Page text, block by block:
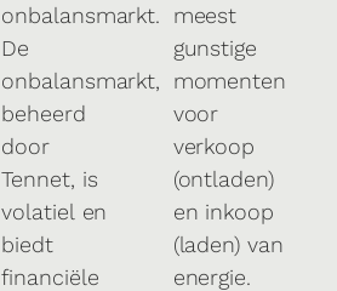
onbalansmarkt.
De
onbalansmarkt,
beheerd
door
Tennet, is
volatiel en
biedt
financiële
meest
gunstige
momenten
voor
verkoop
(ontladen)
en inkoop
(laden) van
energie.